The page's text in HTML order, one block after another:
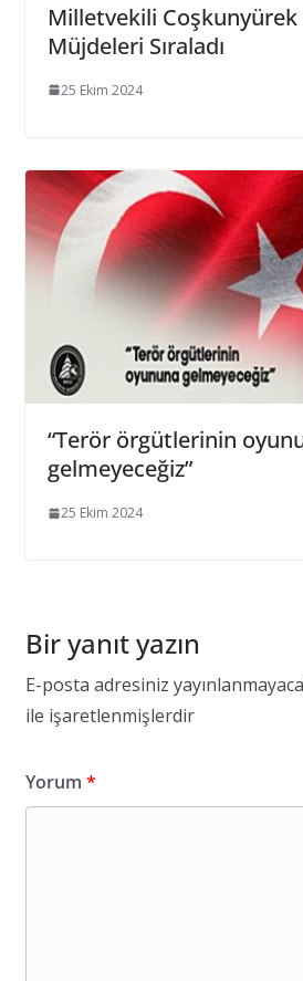
Milletvekili
Müjdeleri Sıraladı
25 Ekim 2024
“Terör örgütlerinin
gelmeyeceğiz”
25 Ekim 2024
Bir yanıt yazın
E-posta adresiniz
ile işaretlenmişlerdir
Yorum *